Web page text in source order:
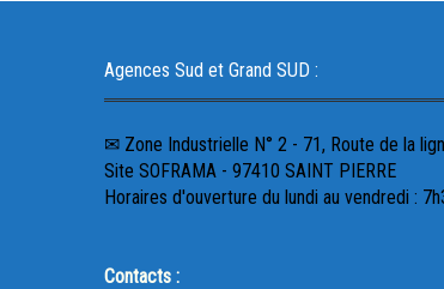
Agences Sud et Grand SUD :
✉ Zone Industrielle N° 2 - 71, Route de la
Site SOFRAMA - 97410 SAINT PIERRE
Horaires d'ouverture du lundi au vendredi :
Contacts :